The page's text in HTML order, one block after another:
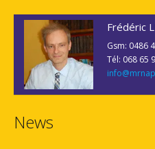
Frédéric
Gsm: 0486
Tél: 068 65
News